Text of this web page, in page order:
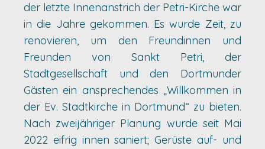
der letzte Innenanstrich der Petri-Kirche war
in die Jahre gekommen. Es wurde Zeit, zu
renovieren, um den Freundinnen und
Freunden von Sankt Petri, der
Stadtgesellschaft und den Dortmunder
Gästen ein ansprechendes „Willkommen in
der Ev. Stadtkirche in Dortmund“ zu bieten.
Nach zweijähriger Planung wurde seit Mai
2022 eifrig innen saniert; Gerüste auf- und